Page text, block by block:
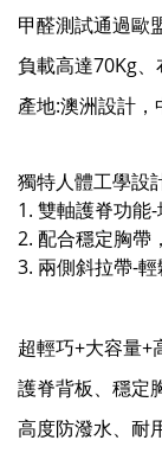
甲醛測試通過歐
負載高達70Kg
產地:澳洲設計，
獨特⼈體⼯學設
1. 雙軸護脊功能
2. 配合穩定胸帶
3. 兩側斜拉帶-
超輕巧+大容量
護脊背板、穩定
⾼度防潑⽔、耐